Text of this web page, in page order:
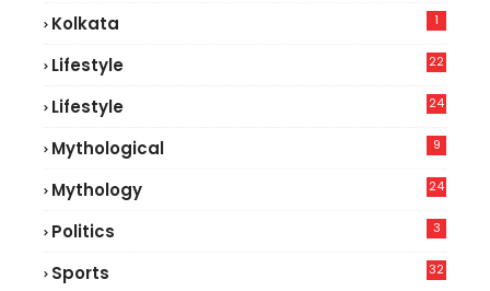
Kolkata 1
Lifestyle
22
Lifestyle
24
Mythological 9
Mythology 24
Politics 3
Sports 32